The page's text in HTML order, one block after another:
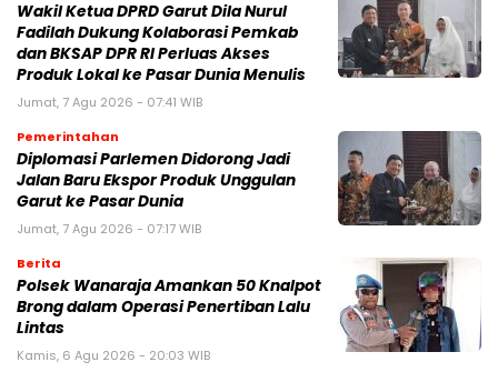
Wakil Ketua DPRD Garut Dila Nurul
Fadilah Dukung Kolaborasi Pemkab
dan BKSAP DPR RI Perluas Akses
Produk Lokal ke Pasar Dunia Menulis
Jumat, 7 Agu 2026 - 07:41 WIB
Pemerintahan
Diplomasi Parlemen Didorong Jadi
Jalan Baru Ekspor Produk Unggulan
Garut ke Pasar Dunia
Jumat, 7 Agu 2026 - 07:17 WIB
Berita
Polsek Wanaraja Amankan 50 Knalpot
Brong dalam Operasi Penertiban Lalu
Lintas
Kamis, 6 Agu 2026 - 20:03 WIB